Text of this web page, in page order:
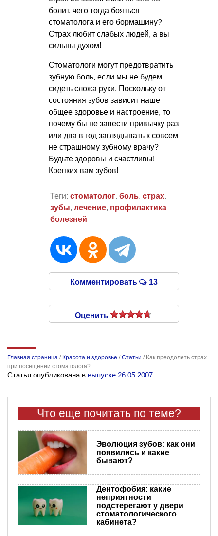
болит, чего тогда бояться
стоматолога и его бормашину?
Страх любит слабых людей, а вы
сильны духом!
Стоматологи могут предотвратить
зубную боль, если мы не будем
сидеть сложа руки. Поскольку от
состояния зубов зависит наше
общее здоровье и настроение, то
почему бы не завести привычку раз
или два в год заглядывать к совсем
не страшному зубному врачу?
Будьте здоровы и счастливы!
Крепких вам зубов!
Теги: стоматолог, боль, страх,
зубы, лечение, профилактика
болезней
Комментировать 13
Оценить
Главная страница / Красота и здоровье /Статьи / Как преодолеть страх
при посещении стоматолога?
Статья опубликована в выпуске 26.05.2007
Что еще почитать по теме?
Эволюция зубов: как они
появились и какие
бывают?
Дентофобия: какие
неприятности
подстерегают у двери
стоматологического
кабинета?